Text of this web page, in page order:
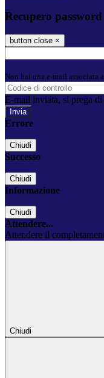
Recupero password
button close ×
Non hai una e-mail associata
E-mail inviata, si prega
Errore
Chiudi
Successo
Chiudi
Informazione
Chiudi
Attendere...
Attendere il
Chiudi